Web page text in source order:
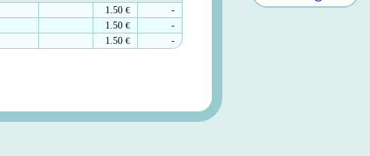
1.50 €
-
1.50 €
-
1.50 € -